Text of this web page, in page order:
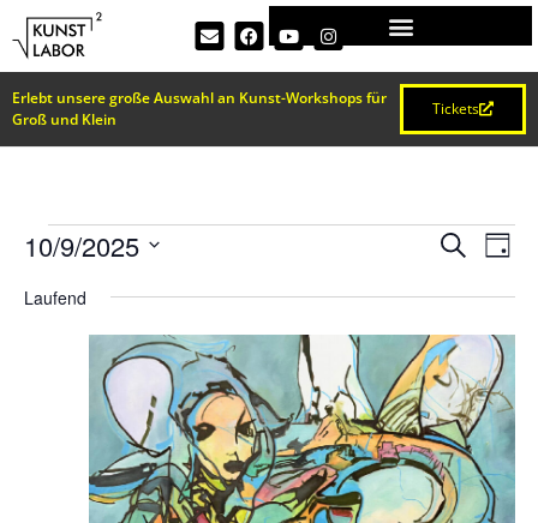
Erlebt unsere große Auswahl an Kunst-Workshops für
Groß und Klein
Tickets
UND
SucheTag
10/9/2025
wählen.
Laufend